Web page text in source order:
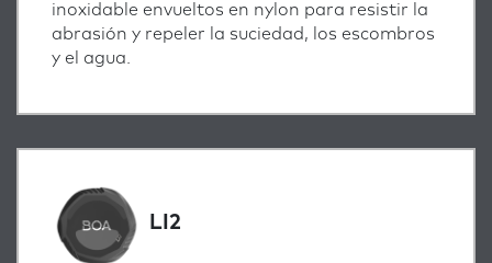
inoxidable envueltos en nylon para resistir la
abrasión y repeler la suciedad, los escombros
y el agua.
LI2